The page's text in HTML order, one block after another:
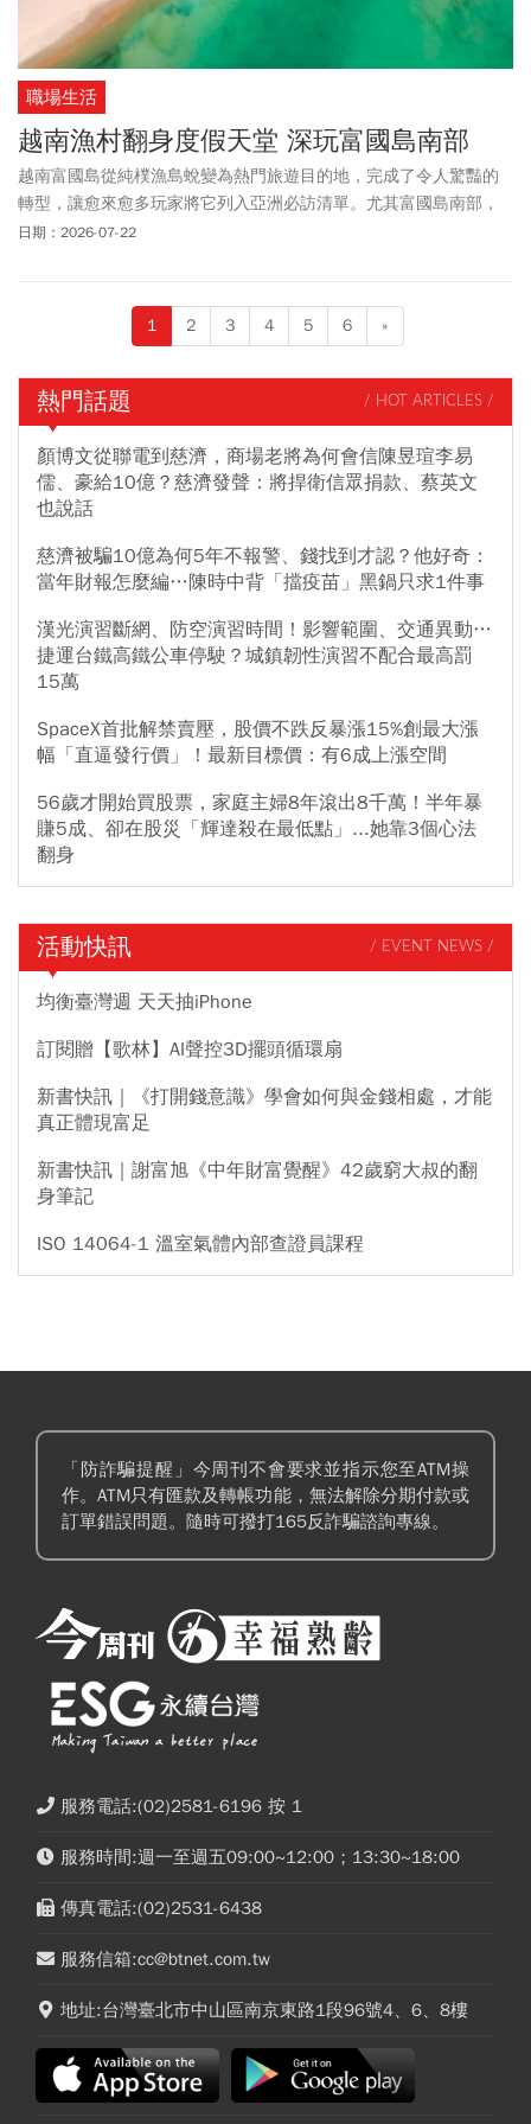
職場生活
越南漁村翻身度假天堂 深玩富國島南部
越南富國島從純樸漁島蛻變為熱門旅遊目的地，完成了令人驚豔的
轉型，讓愈來愈多玩家將它列入亞洲必訪清單。尤其富國島南部，
從世界最長跨海纜車、結合藝術與科技的海上表演，到建築名家打
日期：2026-07-22
1 2 3 4 5 6 »
熱門話題 / HOT ARTICLES /
顏博文從聯電到慈濟，商場老將為何會信陳昱瑄李易
儒、豪給10億？慈濟發聲：將捍衛信眾捐款、蔡英文
也說話
慈濟被騙10億為何5年不報警、錢找到才認？他好奇：
當年財報怎麼編…陳時中背「擋疫苗」黑鍋只求1件事
漢光演習斷網、防空演習時間！影響範圍、交通異動…
捷運台鐵高鐵公車停駛？城鎮韌性演習不配合最高罰
15萬
SpaceX首批解禁賣壓，股價不跌反暴漲15%創最大漲
幅「直逼發行價」！最新目標價：有6成上漲空間
56歲才開始買股票，家庭主婦8年滾出8千萬！半年暴
賺5成、卻在股災「輝達殺在最低點」...她靠3個心法
翻身
活動快訊 / EVENT NEWS /
均衡臺灣週 天天抽iPhone
訂閱贈【歌林】AI聲控3D擺頭循環扇
新書快訊｜《打開錢意識》學會如何與金錢相處，才能
真正體現富足
新書快訊｜謝富旭《中年財富覺醒》42歲窮大叔的翻
身筆記
ISO 14064-1 溫室氣體內部查證員課程
「防詐騙提醒」今周刊不會要求並指示您至ATM操
作。ATM只有匯款及轉帳功能，無法解除分期付款或
訂單錯誤問題。隨時可撥打165反詐騙諮詢專線。
服務電話:(02)2581-6196 按 1
服務時間:週一至週五09:00~12:00；13:30~18:00
傳真電話:(02)2531-6438
服務信箱:cc@btnet.com.tw
地址:台灣臺北市中山區南京東路1段96號4、6、8樓